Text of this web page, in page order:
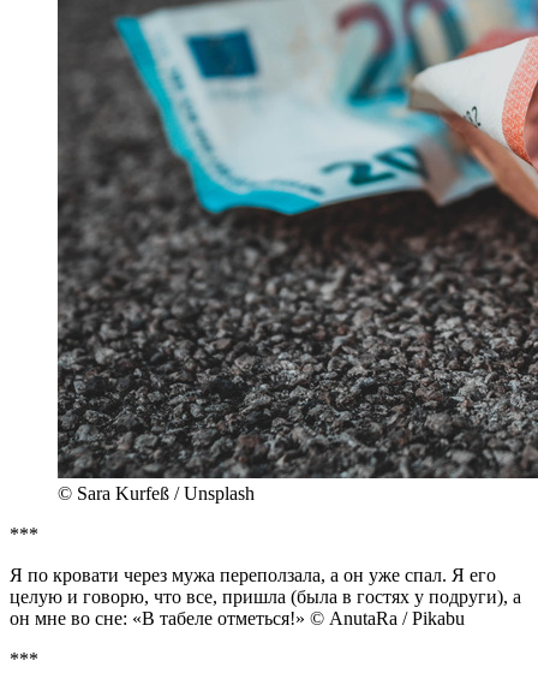
© Sara Kurfeß / Unsplash
***
Я по кровати через мужа переползала, а он уже спал. Я его
целую и говорю, что все, пришла (была в гостях у подруги), а
он мне во сне: «В табеле отметься!» © AnutaRa / Pikabu
***